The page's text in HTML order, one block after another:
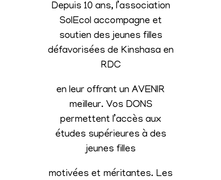
Depuis 10 ans, l’association
SolEcol accompagne et
soutien des jeunes filles
défavorisées de Kinshasa en
RDC
en leur offrant un AVENIR
meilleur. Vos DONS
permettent l’accès aux
études supérieures à des
jeunes filles
motivées et méritantes. Les